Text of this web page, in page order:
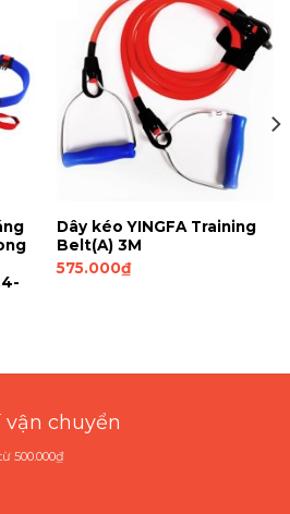
Dây kéo YINGFA Training
Belt(A) 3M
575.000₫
chuyển
500.000₫